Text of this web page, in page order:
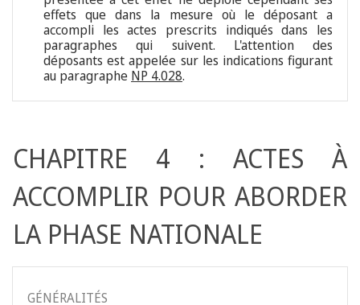
effets que dans la mesure où le déposant a
accompli les actes prescrits indiqués dans les
paragraphes qui suivent. L'attention des
déposants est appelée sur les indications figurant
au paragraphe NP 4.028.
CHAPITRE 4 : ACTES À
ACCOMPLIR POUR ABORDER
LA PHASE NATIONALE
GÉNÉRALITÉS